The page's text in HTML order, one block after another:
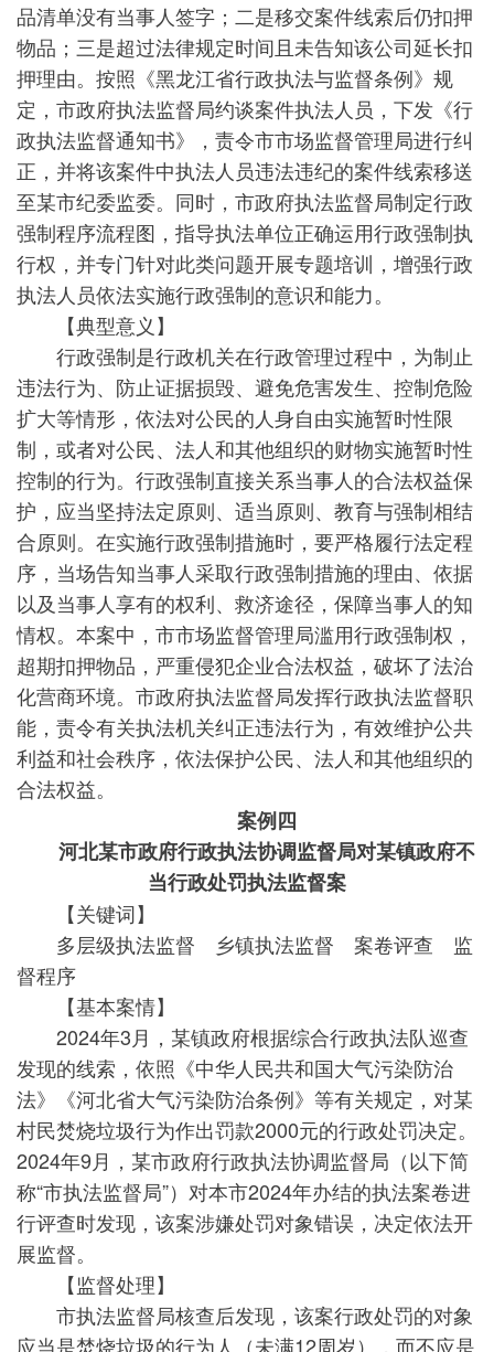
品清单没有当事人签字；二是移交案件线索后仍扣押
物品；三是超过法律规定时间且未告知该公司延长扣
押理由。按照《黑龙江省行政执法与监督条例》规
定，市政府执法监督局约谈案件执法人员，下发《行
政执法监督通知书》，责令市市场监督管理局进行纠
正，并将该案件中执法人员违法违纪的案件线索移送
至某市纪委监委。同时，市政府执法监督局制定行政
强制程序流程图，指导执法单位正确运用行政强制执
行权，并专门针对此类问题开展专题培训，增强行政
执法人员依法实施行政强制的意识和能力。
【典型意义】
行政强制是行政机关在行政管理过程中，为制止
违法行为、防止证据损毁、避免危害发生、控制危险
扩大等情形，依法对公民的人身自由实施暂时性限
制，或者对公民、法人和其他组织的财物实施暂时性
控制的行为。行政强制直接关系当事人的合法权益保
护，应当坚持法定原则、适当原则、教育与强制相结
合原则。在实施行政强制措施时，要严格履行法定程
序，当场告知当事人采取行政强制措施的理由、依据
以及当事人享有的权利、救济途径，保障当事人的知
情权。本案中，市市场监督管理局滥用行政强制权，
超期扣押物品，严重侵犯企业合法权益，破坏了法治
化营商环境。市政府执法监督局发挥行政执法监督职
能，责令有关执法机关纠正违法行为，有效维护公共
利益和社会秩序，依法保护公民、法人和其他组织的
合法权益。
案例四
河北某市政府行政执法协调监督局对某镇政府不
当行政处罚执法监督案
【关键词】
多层级执法监督 乡镇执法监督 案卷评查 监
督程序
【基本案情】
2024年3月，某镇政府根据综合行政执法队巡查
发现的线索，依照《中华人民共和国大气污染防治
法》《河北省大气污染防治条例》等有关规定，对某
村民焚烧垃圾行为作出罚款2000元的行政处罚决定。
2024年9月，某市政府行政执法协调监督局（以下简
称“市执法监督局”）对本市2024年办结的执法案卷进
行评查时发现，该案涉嫌处罚对象错误，决定依法开
展监督。
【监督处理】
市执法监督局核查后发现，该案行政处罚的对象
应当是焚烧垃圾的行为人（未满12周岁），而不应是